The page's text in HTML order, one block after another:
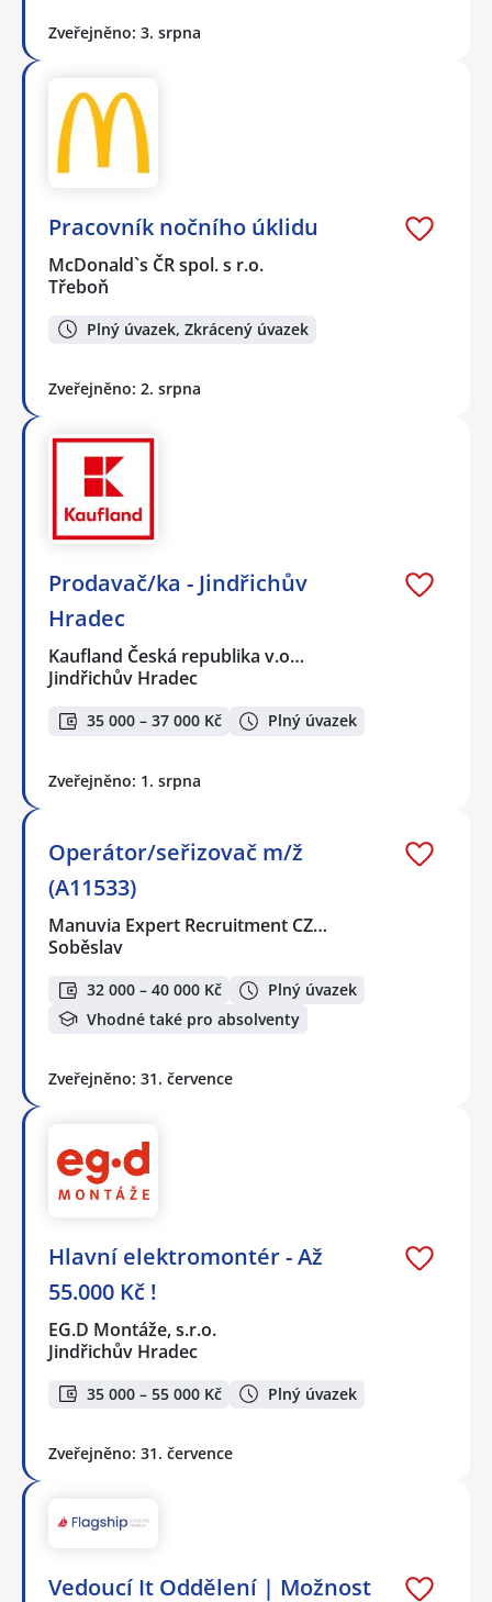
Zveřejněno: 3. srpna
Pracovník nočního úklidu
McDonald`s ČR spol. s r.o.
Třeboň
Plný úvazek, Zkrácený úvazek
Zveřejněno: 2. srpna
Prodavač/ka - Jindřichův
Hradec
Kaufland Česká republika v.o…
Jindřichův Hradec
35 000 – 37 000 Kč Plný úvazek
Zveřejněno: 1. srpna
Operátor/seřizovač m/ž
(A11533)
Manuvia Expert Recruitment CZ…
Soběslav
32 000 – 40 000 Kč
Plný úvazek
Vhodné také pro absolventy
Zveřejněno: 31. července
Hlavní elektromontér - Až
55.000 Kč !
EG.D Montáže, s.r.o.
Jindřichův Hradec
35 000 – 55 000 Kč Plný úvazek
Zveřejněno: 31. července
Vedoucí It Oddělení | Možnost